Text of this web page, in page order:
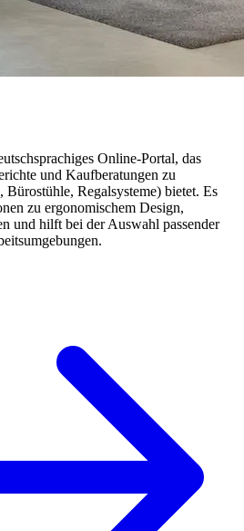
Online-Portal, das
und Kaufberatungen zu
Regalsysteme) bietet. Es
zu ergonomischem Design,
und hilft bei der Auswahl passender